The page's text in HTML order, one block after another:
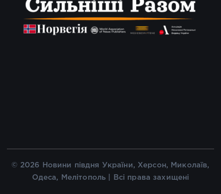
© 2026 Новини півдня України, Херсон, Миколаїв,
Одеса, Мелітополь | Всі права захищені